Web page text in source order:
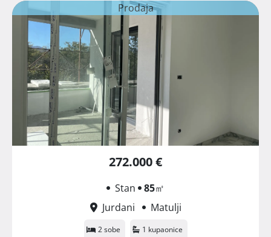
Prodaja
272.000 €
Stan 85㎡
Jurdani
Matulji
2 sobe 1 kupaonice